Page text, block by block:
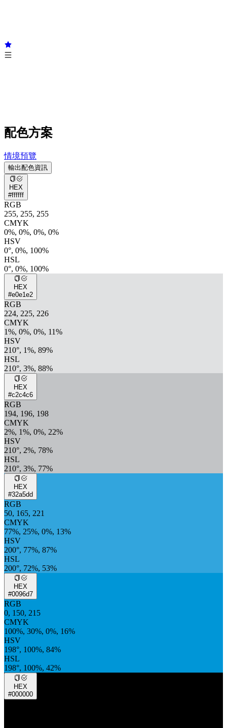
配色方案
情境預覽
輸出配色資訊
HEX
#ffffff
RGB
255, 255, 255
CMYK
0%, 0%, 0%, 0%
HSV
0°, 0%, 100%
HSL
0°, 0%, 100%
HEX
#e0e1e2
RGB
224, 225, 226
CMYK
1%, 0%, 0%, 11%
HSV
210°, 1%, 89%
HSL
210°, 3%, 88%
HEX
#c2c4c6
RGB
194, 196, 198
CMYK
2%, 1%, 0%, 22%
HSV
210°, 2%, 78%
HSL
210°, 3%, 77%
HEX
#32a5dd
RGB
50, 165, 221
CMYK
77%, 25%, 0%, 13%
HSV
200°, 77%, 87%
HSL
200°, 72%, 53%
HEX
#0096d7
RGB
0, 150, 215
CMYK
100%, 30%, 0%, 16%
HSV
198°, 100%, 84%
HSL
198°, 100%, 42%
HEX
#000000